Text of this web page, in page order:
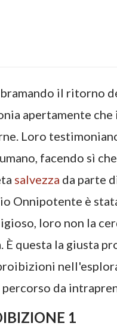
il ritorno
apertamente che
Loro
facendo sì
salvezza da parte
Onnipotente è
loro non la
È questa la giusta
da
1